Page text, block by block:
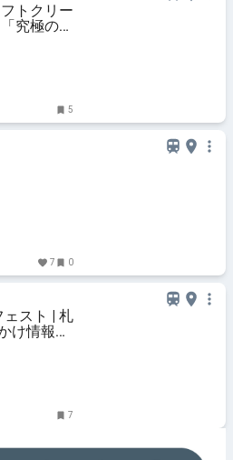
トクリー
究極のミ
ベル】
5
7 0
スト | 札
け情報
7